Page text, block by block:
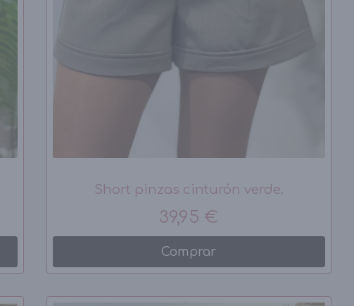
Short pinzas cinturón verde.
39,95 €
Comprar